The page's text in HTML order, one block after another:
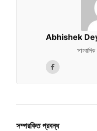
Abhishek
সম্পরকিত প্রবন্ধ